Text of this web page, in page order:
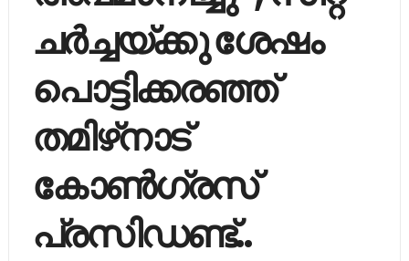
ചര്‍ച്ചയ്ക്കു ശേഷം
പൊട്ടിക്കരഞ്ഞ്
തമിഴ്‌നാട്
കോണ്‍ഗ്രസ്
പ്രസിഡണ്ട്..